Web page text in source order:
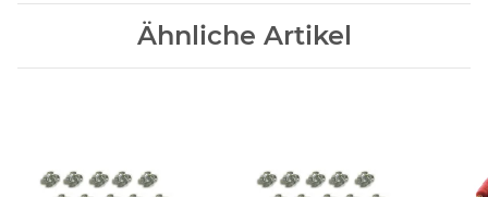
Ähnliche Artikel